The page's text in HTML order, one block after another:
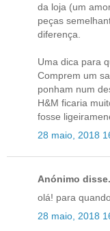
da loja (um
peças
diferença.
Uma dica para
Comprem um
ponham num
H&M ficaria
fosse
28 maio, 2018
Anónimo
olá! para
28 maio, 2018